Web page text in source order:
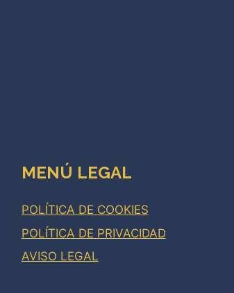
MENÚ LEGAL
POLÍTICA DE COOKIES
POLÍTICA DE PRIVACIDAD
AVISO LEGAL